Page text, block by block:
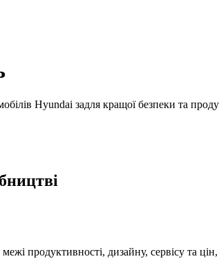
Hyundai задля кращої безпеки та
продуктивності, дизайну, сервісу та